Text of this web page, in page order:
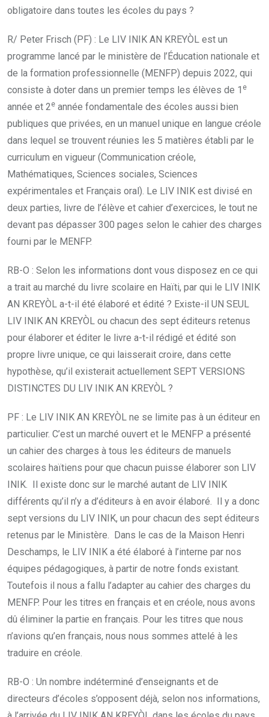
obligatoire dans toutes les écoles du pays ?
R/ Peter Frisch (PF) : Le LIV INIK AN KREYÒL est un
programme lancé par le ministère de l’Éducation nationale et
de la formation professionnelle (MENFP) depuis 2022, qui
consiste à doter dans un premier temps les élèves de 1 e
année et 2e année fondamentale des écoles aussi bien
publiques que privées, en un manuel unique en langue créole
dans lequel se trouvent réunies les 5 matières établi par le
curriculum en vigueur (Communication créole,
Mathématiques, Sciences sociales, Sciences
expérimentales et Français oral). Le LIV INIK est divisé en
deux parties, livre de l’élève et cahier d’exercices, le tout ne
devant pas dépasser 300 pages selon le cahier des charges
fourni par le MENFP.
RB-O : Selon les informations dont vous disposez en ce qui
a trait au marché du livre scolaire en Haïti, par qui le LIV INIK
AN KREYÒL a-t-il été élaboré et édité ? Existe-il UN SEUL
LIV INIK AN KREYÒL ou chacun des sept éditeurs retenus
pour élaborer et éditer le livre a-t-il rédigé et édité son
propre livre unique, ce qui laisserait croire, dans cette
hypothèse, qu’il existerait actuellement SEPT VERSIONS
DISTINCTES DU LIV INIK AN KREYÒL ?
PF : Le LIV INIK AN KREYÒL ne se limite pas à un éditeur en
particulier. C’est un marché ouvert et le MENFP a présenté
un cahier des charges à tous les éditeurs de manuels
scolaires haïtiens pour que chacun puisse élaborer son LIV
INIK. Il existe donc sur le marché autant de LIV INIK
différents qu’il n’y a d’éditeurs à en avoir élaboré. Il y a donc
sept versions du LIV INIK, un pour chacun des sept éditeurs
retenus par le Ministère. Dans le cas de la Maison Henri
Deschamps, le LIV INIK a été élaboré à l’interne par nos
équipes pédagogiques, à partir de notre fonds existant.
Toutefois il nous a fallu l’adapter au cahier des charges du
MENFP. Pour les titres en français et en créole, nous avons
dû éliminer la partie en français. Pour les titres que nous
n’avions qu’en français, nous nous sommes attelé à les
traduire en créole.
RB-O : Un nombre indéterminé d’enseignants et de
directeurs d’écoles s’opposent déjà, selon nos informations,